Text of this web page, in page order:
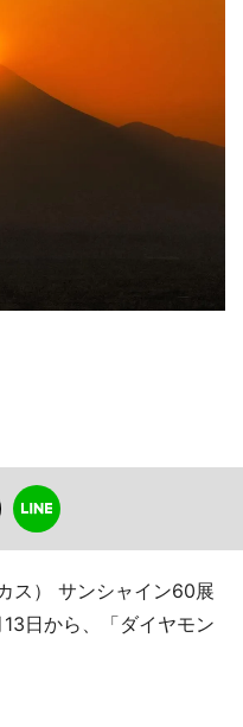
ス） サンシャイン60展
日から、「ダイヤモン